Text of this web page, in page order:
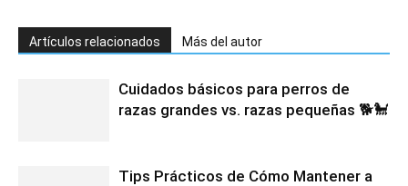
Artículos relacionados Más del autor
Cuidados básicos para perros de
razas grandes vs. razas pequeñas 🐕🐩
Tips Prácticos de Cómo Mantener a